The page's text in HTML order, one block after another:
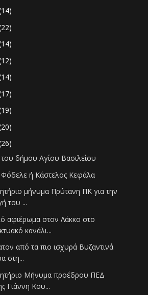
δήμου Αγίου Βασιλείου
ή Κάστελος Κεφάλα
μήνυμα Πρύτανη ΠΚ για την
του ...
αφιέρωμα στον Λάκκο στο
κανάλι...
από τα πιο ισχυρά Βυζαντινά
στη...
Μήνυμα προέδρου ΠΕΔ
Γιάννη Κου...